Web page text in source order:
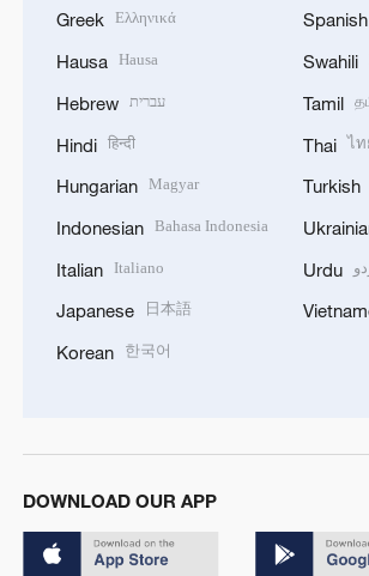
Greek Ελληνικά
Hausa Hausa
Hebrew עברית
Hindi हिन्दी
Hungarian Magyar
Indonesian Bahasa Indonesia
Italian Italiano
Japanese 日本語
Korean 한국어
Spanish
Swahili
Tamil
Thai ไ
Turkish
Urdu
DOWNLOAD OUR APP